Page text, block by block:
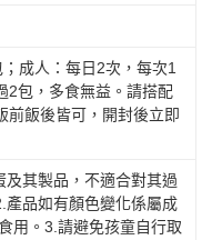
成人：每日2次，每次1
2包，多食無益。請搭配
前飯後皆可，開封後立即
及其製品，不適合對其過
產品如有顏色變化係屬成
用。3.請避免孩童自行取